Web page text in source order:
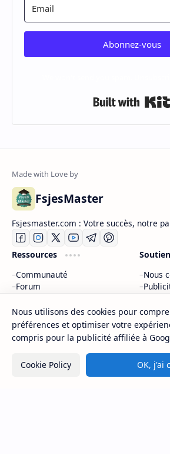
Abonnez-vous
FsjesMaster
Fsjesmaster.com : Votre succès, notre
Ressources
Communauté
Forum
Soutien
Nous
Company
À propos
Politique de confidentialité
Nous contacter
Nous utilisons des cookies pour
préférences et optimiser votre
compris pour la publicité affiliée à
Cookie Policy OK, j'ai